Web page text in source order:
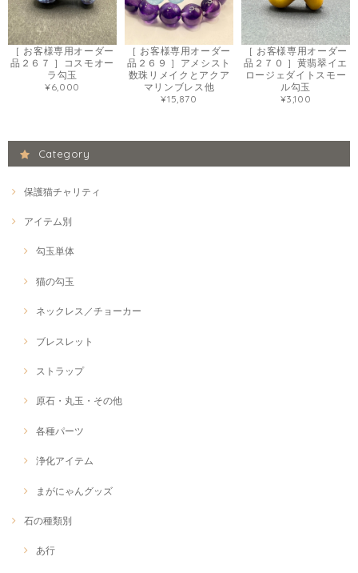
［ お客様専用オーダー
品２６７ ］コスモオー
ラ勾玉
¥6,000
［ お客様専用オーダー
品２６９ ］アメシスト
数珠リメイクとアクア
マリンブレス他
¥15,870
［ お客様専用オーダー
品２７０ ］黄翡翠イエ
ロージェダイトスモー
ル勾玉
¥3,100
Category
保護猫チャリティ
アイテム別
勾玉単体
猫の勾玉
ネックレス／チョーカー
ブレスレット
ストラップ
原石・丸玉・その他
各種パーツ
浄化アイテム
まがにゃんグッズ
石の種類別
あ行